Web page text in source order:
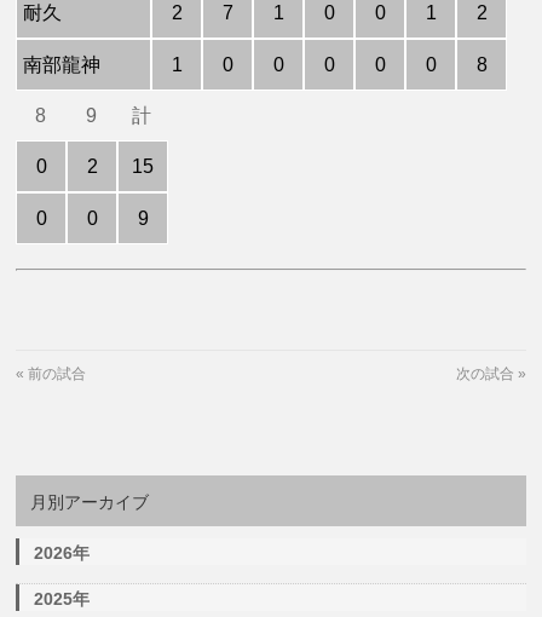
耐久
南部龍神
2
1
7
0
1
0
0
0
0
0
1
0
2
8
8
0
0
9
2
0
計
15
9
«前の試合 次の試合 »
月別アーカイブ
2026年
2025年